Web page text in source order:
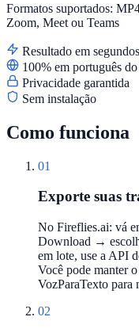
Formatos suportados:
Zoom, Meet ou Teams
Resultado em segundos
100% em português
Privacidade garantida
Sem instalação
Como funciona
01
Exporte suas
No Fireflies.ai: vá
Download →
em lote, use a API
Você pode manter
VozParaTexto para
02